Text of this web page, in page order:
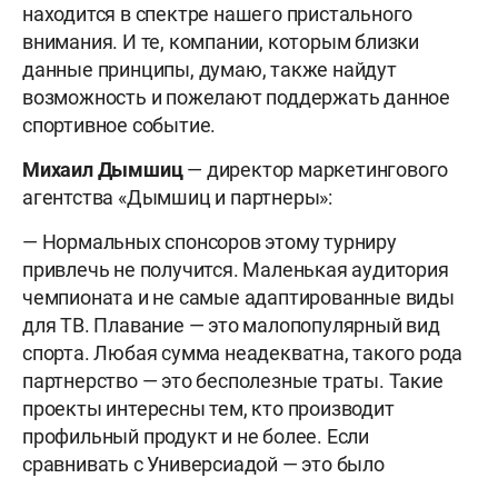
находится в спектре нашего пристального
внимания. И те, компании, которым близки
данные принципы, думаю, также найдут
возможность и пожелают поддержать данное
спортивное событие.
Михаил Дымшиц— директор маркетингового
агентства «Дымшиц и партнеры»:
— Нормальных спонсоров этому турниру
привлечь не получится. Маленькая аудитория
чемпионата и не самые адаптированные виды
для ТВ. Плавание — это малопопулярный вид
спорта. Любая сумма неадекватна, такого рода
партнерство — это бесполезные траты. Такие
проекты интересны тем, кто производит
профильный продукт и не более. Если
сравнивать с Универсиадой — это было